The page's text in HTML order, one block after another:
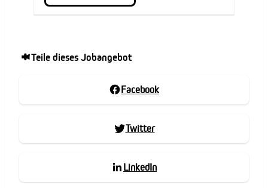
Teile dieses Jobangebot
Facebook
Twitter
LinkedIn